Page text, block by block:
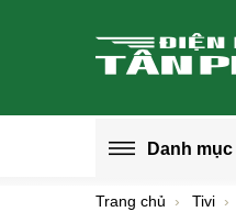
Danh mục
Trang chủ Tivi